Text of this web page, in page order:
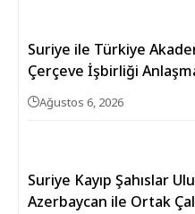
Suriye ile Türkiye
Çerçeve İşbirliği
Ağustos 6, 2026
Suriye Kayıp Şahıslar
Azerbaycan ile Ortak